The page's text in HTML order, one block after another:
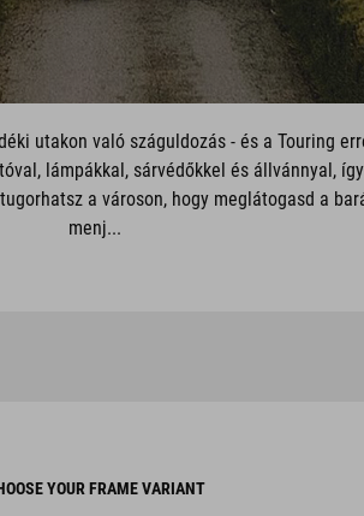
utakon való száguldozás - és a Touring
lámpákkal, sárvédőkkel és állvánnyal,
a városon, hogy meglátogasd a
menj...
YOUR FRAME VARIANT